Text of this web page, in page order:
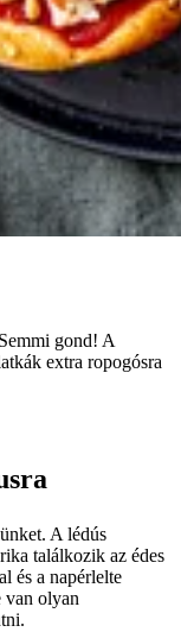
gond! A
extra ropogósra
A lédús
találkozik az édes
és a napérlelte
van olyan